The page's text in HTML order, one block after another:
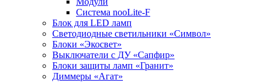
Система nooLite-F
Блок для LED ламп
Светодиодные светильники «Символ»
Блоки «Экосвет»
Выключатели с ДУ «Сапфир»
Блоки защиты ламп «Гранит»
Диммеры «Агат»